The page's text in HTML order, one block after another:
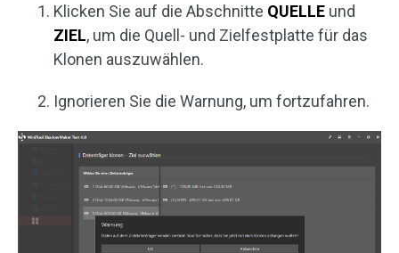
Klicken Sie auf die Abschnitte QUELLE und
ZIEL, um die Quell- und Zielfestplatte für das
Klonen auszuwählen.
Ignorieren Sie die Warnung, um fortzufahren.